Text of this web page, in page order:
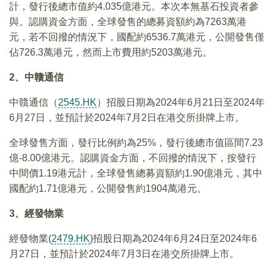
計，發行後總市值約4.035億港元。本次本無基石投資者參
與。認購資金方面，全球發售的總募資額約為7263萬港
元，若不回撥的情況下，國配約6536.7萬港元，公開發售僅
佔726.3萬港元，然而上市費用約5203萬港元。
2、中贛通信
中贛通信（2545.HK）招股日期為2024年6月21日至2024年
6月27日，並預計於2024年7月2日在港交所掛牌上市。
全球發售方面，發行比例約為25%，發行後總市值區間7.23
億-8.00億港元。認購資金方面，不回撥的情況下，按發行
中間價1.19港元計，全球發售總募資額約1.90億港元，其中
國配約1.71億港元，公開發售約1904萬港元。
3、經發物業
經發物業(2479.HK)招股日期為2024年6月24日至2024年6
月27日，並預計於2024年7月3日在港交所掛牌上市。